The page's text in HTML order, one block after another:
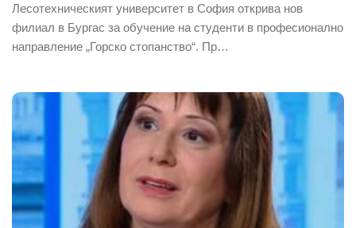
Лесотехническият университет в София открива нов
филиал в Бургас за обучение на студенти в професионално
направление „Горско стопанство“. Пр…